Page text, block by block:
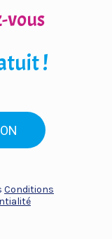
vous
!
Conditions